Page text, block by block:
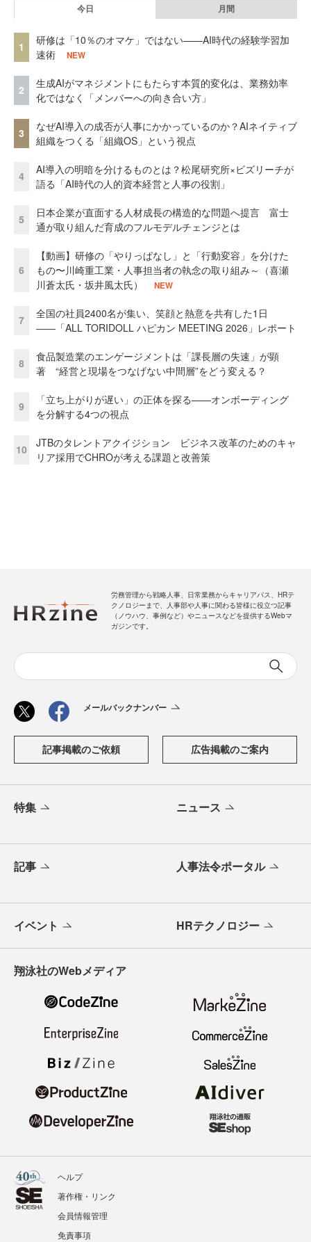
今日 月間
1
研修は「10％のオマケ」ではない——AI時代の経験学習加
速術
NEW
2
生成AIがマネジメントにもたらす本質的変化は、業務効率
化ではなく「メンバーへの向き合い方」
3
なぜAI導入の成否が人事にかかっているのか？AIネイティブ
組織をつくる「組織OS」という視点
4
AI導入の明暗を分けるものとは？松尾研究所×ビズリーチが
語る「AI時代の人的資本経営と人事の役割」
5
日本企業が直面する人材成長の構造的な問題へ提言 富士
通が取り組んだ育成のフルモデルチェンジとは
6
【動画】研修の「やりっぱなし」と「行動変容」を分けた
もの〜川崎重工業・人事担当者の執念の取り組み～（喜瀬
川蒼太氏・坂井風太氏）
NEW
7
全国の社員2400名が集い、笑顔と熱意を共有した1日
――「ALL TORIDOLL ハピカン MEETING 2026」レポート
8
食品製造業のエンゲージメントは「課長層の失速」が顕
著 “経営と現場をつなげない中間層”をどう変える？
9
「立ち上がりが遅い」の正体を探る——オンボーディング
を分解する4つの視点
10
JTBのタレントアクイジション ビジネス改革のためのキャ
リア採用でCHROが考える課題と改善策
労務管理から戦略人事、日常業務からキャリアパス、HRテ
クノロジーまで、人事部や人事に関わる皆様に役立つ記事
（ノウハウ、事例など）やニュースなどを提供するWebマ
ガジンです。
メールバックナンバー
記事掲載のご依頼 広告掲載のご案内
特集 ニュース
記事 人事法令ポータル
イベント HRテクノロジー
翔泳社のWebメディア
ヘルプ
著作権・リンク
会員情報管理
免責事項